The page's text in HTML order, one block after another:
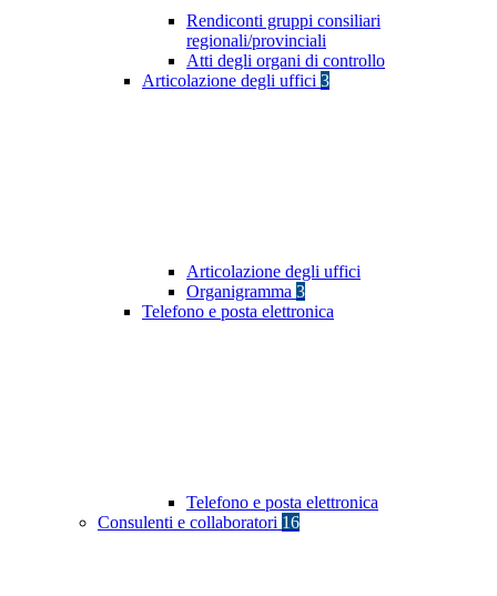
Rendiconti gruppi consiliari
regionali/provinciali
Atti degli organi di controllo
Articolazione degli uffici 3
Articolazione degli uffici
Organigramma 3
Telefono e posta elettronica
Telefono e posta elettronica
Consulenti e collaboratori 16